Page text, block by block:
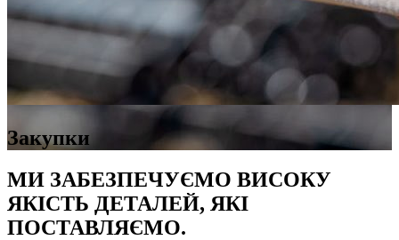
Закупки
МИ ЗАБЕЗПЕЧУЄМО ВИСОКУ
ЯКІСТЬ ДЕТАЛЕЙ, ЯКІ
ПОСТАВЛЯЄМО.